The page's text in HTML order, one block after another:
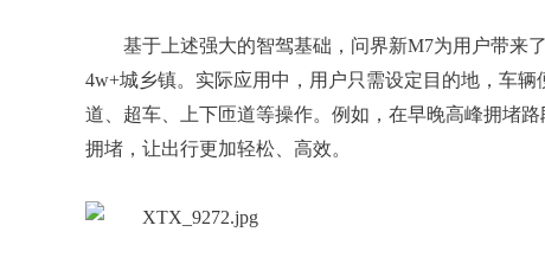
基于上述强大的智驾基础，问界新M7为用户带来
4w+城乡镇。实际应用中，用户只需设定目的地，车
道、超车、上下匝道等操作。例如，在早晚高峰拥堵
拥堵，让出行更加轻松、高效。